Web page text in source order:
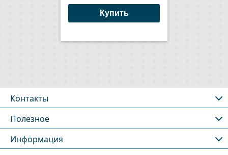
сравнению
Купить
Информация
Полезное
Контакты